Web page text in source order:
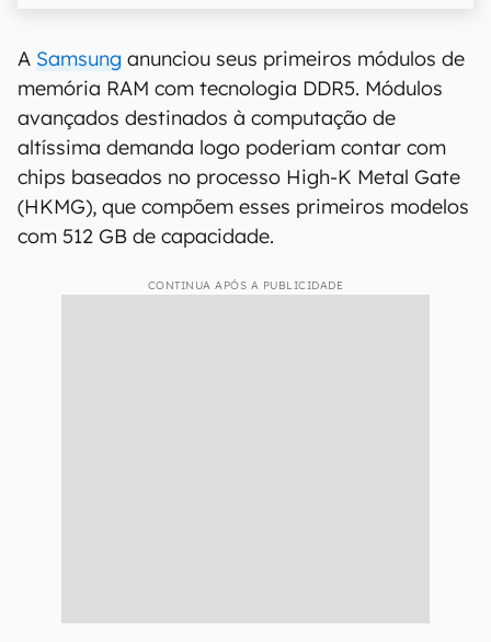
A Samsung anunciou seus primeiros módulos de
memória RAM com tecnologia DDR5. Módulos
avançados destinados à computação de
altíssima demanda logo poderiam contar com
chips baseados no processo High-K Metal Gate
(HKMG), que compõem esses primeiros modelos
com 512 GB de capacidade.
CONTINUA APÓS A PUBLICIDADE